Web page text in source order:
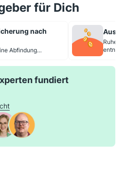
für Dich
nach
Abfindung
fundiert